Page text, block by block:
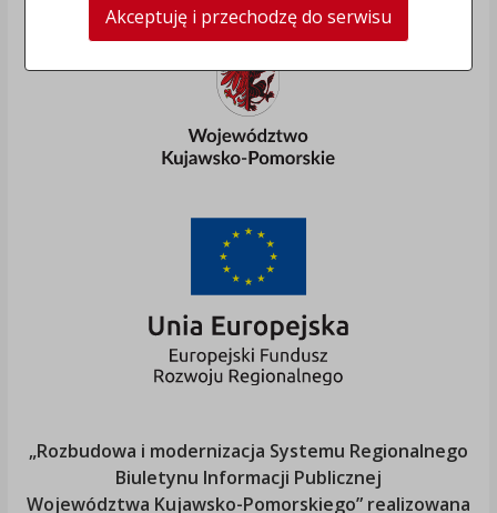
„Rozbudowa i modernizacja Systemu Regionalnego
Biuletynu Informacji Publicznej
Województwa Kujawsko-Pomorskiego” realizowana
Akceptuję i przechodzę do serwisu